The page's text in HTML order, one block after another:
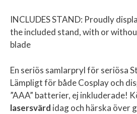
INCLUDES STAND: Proudly
the included stand, with or
blade
En seriös samlarpryl för seriösa
Lämpligt för både Cosplay och
”AAA” batterier, ej inkluderade!
lasersvärd idag och härska över